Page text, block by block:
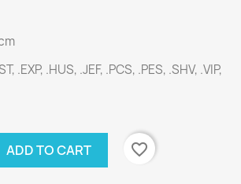
.EXP, .HUS, .JEF, .PCS, .PES, .SHV, .VIP,
ADD TO CART favorite_border